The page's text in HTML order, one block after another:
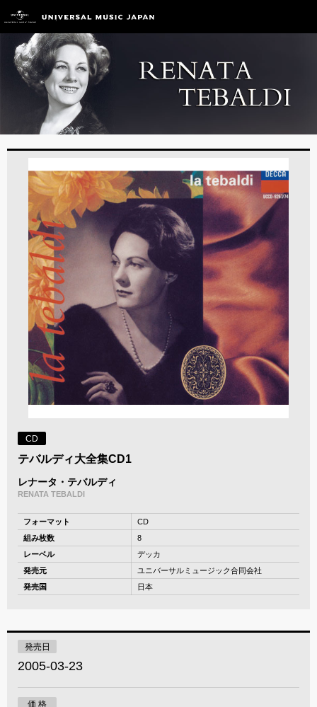
CD
テバルディ大全集CD1
レナータ・テバルディ
RENATA TEBALDI
フォーマット
CD
組み枚数
8
レーベル
デッカ
発売元
ユニバーサルミュージック合同会社
発売国
日本
発売日
2005-03-23
価 格